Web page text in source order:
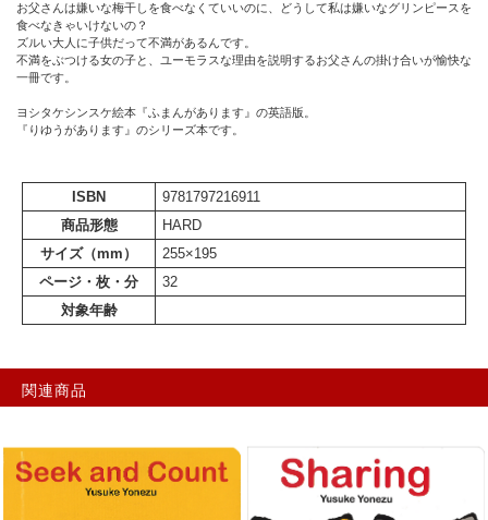
お父さんは嫌いな梅干しを食べなくていいのに、どうして私は嫌いなグリンピースを
食べなきゃいけないの？
ズルい大人に子供だって不満があるんです。
不満をぶつける女の子と、ユーモラスな理由を説明するお父さんの掛け合いが愉快な
一冊です。
ヨシタケシンスケ絵本『ふまんがあります』の英語版。
『りゆうがあります』のシリーズ本です。
ISBN
9781797216911
商品形態
HARD
サイズ（mm）
255×195
ページ・枚・分
32
対象年齢
関連商品